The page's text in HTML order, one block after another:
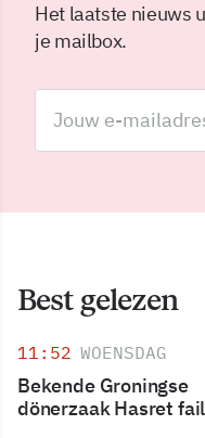
Het laatste nieuws
je mailbox.
Best gelezen
11:52 WOENSDAG
Bekende Groningse
dönerzaak Hasret